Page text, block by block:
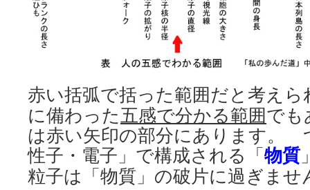
赤い括弧で括った範囲だと考えら
に備わった五感で分かる範囲でも
は赤い矢印の部分にあります。
性子・電子」で構成される「 物質
粒子は「物質」の破片に過ぎませ